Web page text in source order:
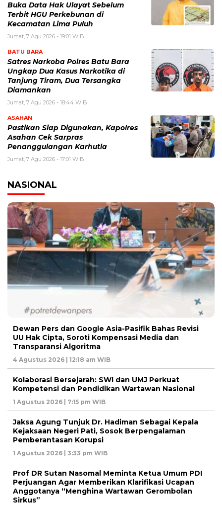
Buka Data Hak Ulayat Sebelum
Terbit HGU Perkebunan di
Kecamatan Lima Puluh
Jumat, 7 Agu 2026 - 19:01 WIB
BATU BARA
Satres Narkoba Polres Batu Bara
Ungkap Dua Kasus Narkotika di
Tanjung Tiram, Dua Tersangka
Diamankan
Jumat, 7 Agu 2026 - 18:44 WIB
ASAHAN
Pastikan Siap Digunakan, Kapolres
Asahan Cek Sarpras
Penanggulangan Karhutla
Jumat, 7 Agu 2026 - 17:01 WIB
NASIONAL
Dewan Pers dan Google Asia-Pasifik Bahas Revisi
UU Hak Cipta, Soroti Kompensasi Media dan
Transparansi Algoritma
4 Agustus 2026 | 12:18 am WIB
Kolaborasi Bersejarah: SWI dan UMJ Perkuat
Kompetensi dan Pendidikan Wartawan Nasional
1 Agustus 2026 | 7:15 pm WIB
Jaksa Agung Tunjuk Dr. Hadiman Sebagai Kepala
Kejaksaan Negeri Pati, Sosok Berpengalaman
Pemberantasan Korupsi
1 Agustus 2026 | 3:33 pm WIB
Prof DR Sutan Nasomal Meminta Ketua Umum PDI
Perjuangan Agar Memberikan Klarifikasi Ucapan
Anggotanya “Menghina Wartawan Gerombolan
Sirkus”